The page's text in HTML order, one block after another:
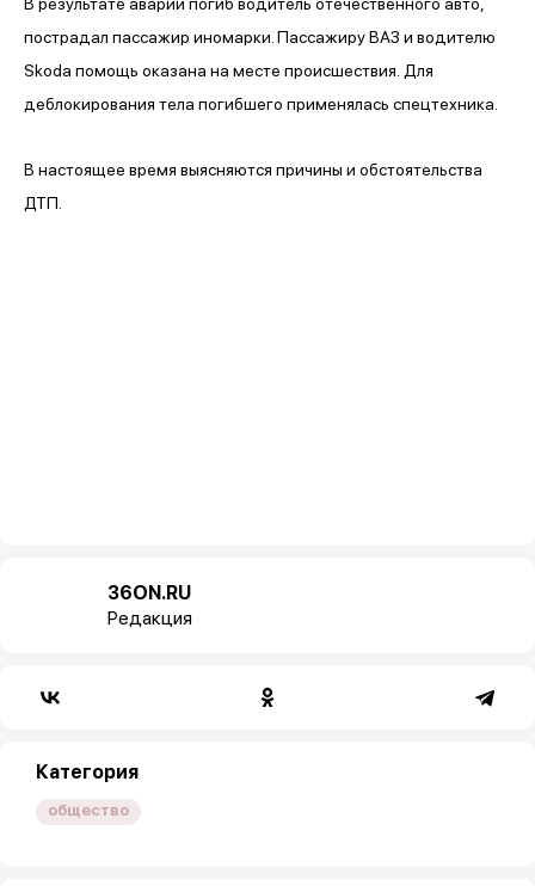
пострадал пассажир иномарки. Пассажиру ВАЗ и водителю
Skoda помощь оказана на месте происшествия. Для
деблокирования тела погибшего применялась спецтехника.
В настоящее время выясняются причины и обстоятельства
ДТП.
36ON.RU
Редакция
Категория
общество